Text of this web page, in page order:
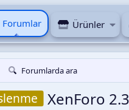
Forumlar Ürünler
Forumlarda ara
XenForo